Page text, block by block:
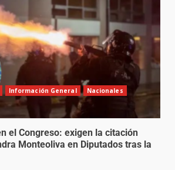
Información General
Nacionales
el Congreso: exigen la citación
Monteoliva en Diputados tras la